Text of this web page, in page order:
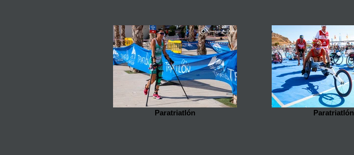
Paratriatlón Paratriatlón